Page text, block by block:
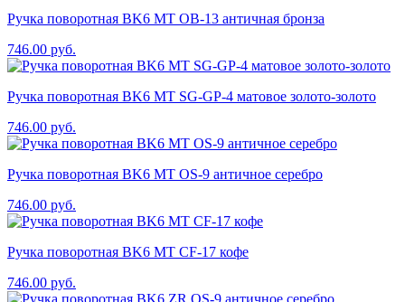
Ручка поворотная BK6 MT OB-13 античная бронза
746.00 руб.
Ручка поворотная BK6 MT SG-GP-4 матовое золото-золото
746.00 руб.
Ручка поворотная BK6 MT OS-9 античное серебро
746.00 руб.
Ручка поворотная BK6 MT CF-17 кофе
746.00 руб.